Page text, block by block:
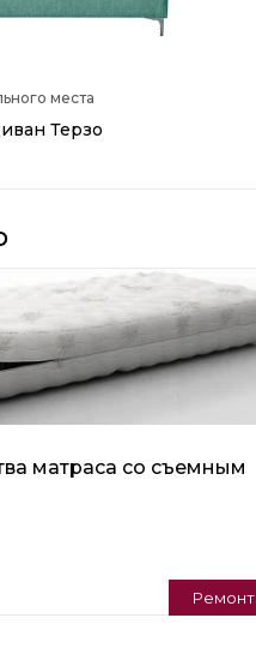
места
Терзо
матраса со съемным
Ремонт